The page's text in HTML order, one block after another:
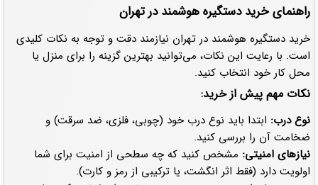
راهنمای خرید دستگیره هوشمند در تهران
خرید دستگیره هوشمند در تهران نیازمند دقت و توجه به نکات کلیدی
است. با رعایت این نکات، می‌توانید بهترین گزینه را برای منزل یا
محل کار خود انتخاب کنید.
نکات مهم پیش از خرید:
نوع درب: ابتدا باید نوع درب خود (چوبی، فلزی، ضد سرقت) و
ضخامت آن را بررسی کنید.
نیازهای امنیتی: مشخص کنید که چه سطحی از امنیت برای شما
اولویت دارد (فقط اثر انگشت، یا ترکیبی از رمز و کارت).